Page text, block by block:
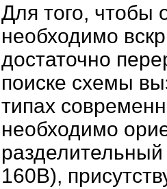
Для того, чтобы
необходимо
достаточно
поиске схемы
типах
необходимо
160В),